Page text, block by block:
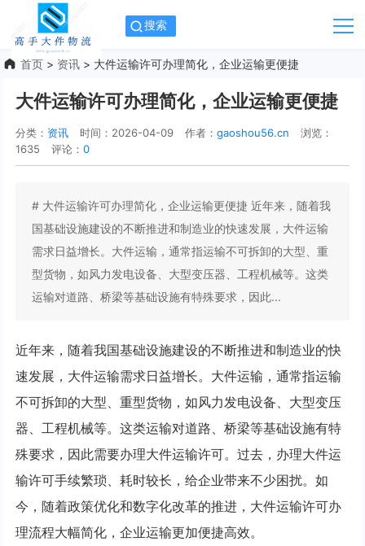
搜索
首页 > 资讯 > 大件运输许可办理简化，企业运输更便捷
大件运输许可办理简化，企业运输更便捷
分类： 资讯 时间：2026-04-09 作者：gaoshou56.cn
浏览：
1635
评论：0
# 大件运输许可办理简化，企业运输更便捷 近年来，随着我
国基础设施建设的不断推进和制造业的快速发展，大件运输
需求日益增长。大件运输，通常指运输不可拆卸的大型、重
型货物，如风力发电设备、大型变压器、工程机械等。这类
运输对道路、桥梁等基础设施有特殊要求，因此...
近年来，随着我国基础设施建设的不断推进和制造业的快
速发展，大件运输需求日益增长。大件运输，通常指运输
不可拆卸的大型、重型货物，如风力发电设备、大型变压
器、工程机械等。这类运输对道路、桥梁等基础设施有特
殊要求，因此需要办理大件运输许可。过去，办理大件运
输许可手续繁琐、耗时较长，给企业带来不少困扰。如
今，随着政策优化和数字化改革的推进，大件运输许可办
理流程大幅简化，企业运输更加便捷高效。